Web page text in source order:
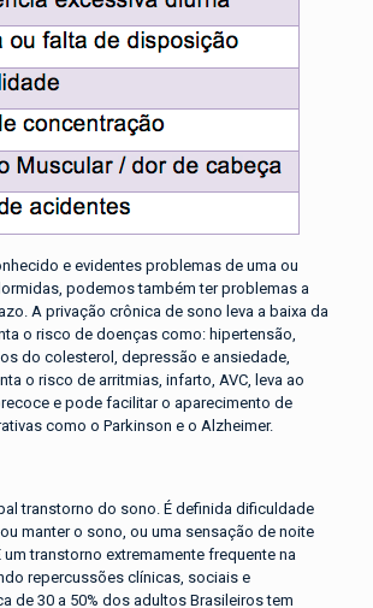
e evidentes problemas de uma ou
podemos também ter problemas a
A privação crônica de sono leva a baixa da
o risco de doenças como: hipertensão,
do colesterol, depressão e ansiedade,
o risco de arritmias, infarto, AVC, leva ao
e pode facilitar o aparecimento de
como o Parkinson e o Alzheimer.
transtorno do sono. É definida dificuldade
manter o sono, ou uma sensação de noite
um transtorno extremamente frequente na
repercussões clínicas, sociais e
de 30 a 50% dos adultos Brasileiros tem